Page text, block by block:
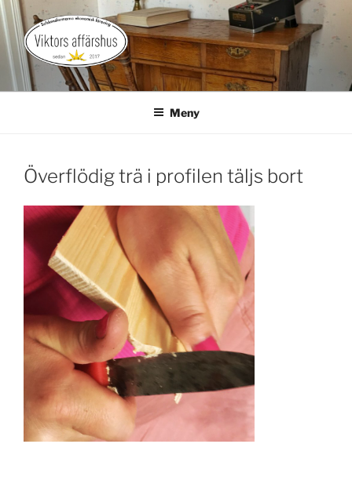
Hoppa
till
innehåll
VIKTORS AFFÄRSHUS
Gårdsbutik med landsbygdspuls
Meny
Överflödig trä i profilen täljs bort